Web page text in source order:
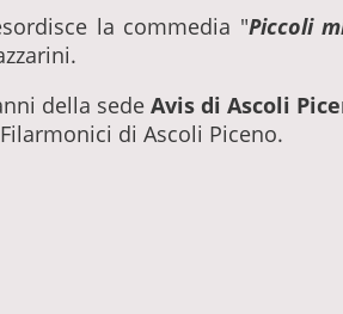
la commedia "Piccoli
della sede Avis di Ascoli
di Ascoli Piceno.